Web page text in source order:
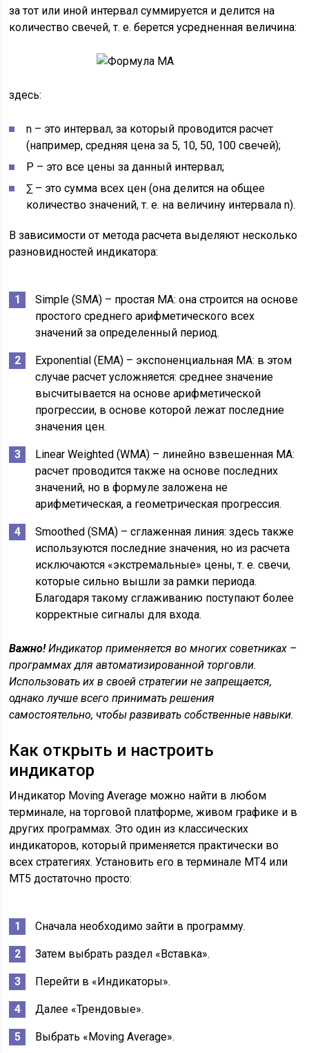
за тот или иной интервал суммируется и делится на
количество свечей, т. е. берется усредненная величина:
здесь:
n – это интервал, за который проводится расчет
(например, средняя цена за 5, 10, 50, 100 свечей);
P – это все цены за данный интервал;
∑ – это сумма всех цен (она делится на общее
количество значений, т. е. на величину интервала n).
В зависимости от метода расчета выделяют несколько
разновидностей индикатора:
Simple (SMA) – простая MA: она строится на основе
простого среднего арифметического всех
значений за определенный период.
Exponential (EMA) – экспоненциальная MA: в этом
случае расчет усложняется: среднее значение
высчитывается на основе арифметической
прогрессии, в основе которой лежат последние
значения цен.
Linear Weighted (WMA) – линейно взвешенная MA:
расчет проводится также на основе последних
значений, но в формуле заложена не
арифметическая, а геометрическая прогрессия.
Smoothed (SMA) – сглаженная линия: здесь также
используются последние значения, но из расчета
исключаются «экстремальные» цены, т. е. свечи,
которые сильно вышли за рамки периода.
Благодаря такому сглаживанию поступают более
корректные сигналы для входа.
Важно!Индикатор применяется во многих советниках –
программах для автоматизированной торговли.
Использовать их в своей стратегии не запрещается,
однако лучше всего принимать решения
самостоятельно, чтобы развивать собственные навыки.
Как открыть и настроить
индикатор
Индикатор Moving Average можно найти в любом
терминале, на торговой платформе, живом графике и в
других программах. Это один из классических
индикаторов, который применяется практически во
всех стратегиях. Установить его в терминале МТ4 или
МТ5 достаточно просто:
Сначала необходимо зайти в программу.
Затем выбрать раздел «Вставка».
Перейти в «Индикаторы».
Далее «Трендовые».
Выбрать «Moving Average».